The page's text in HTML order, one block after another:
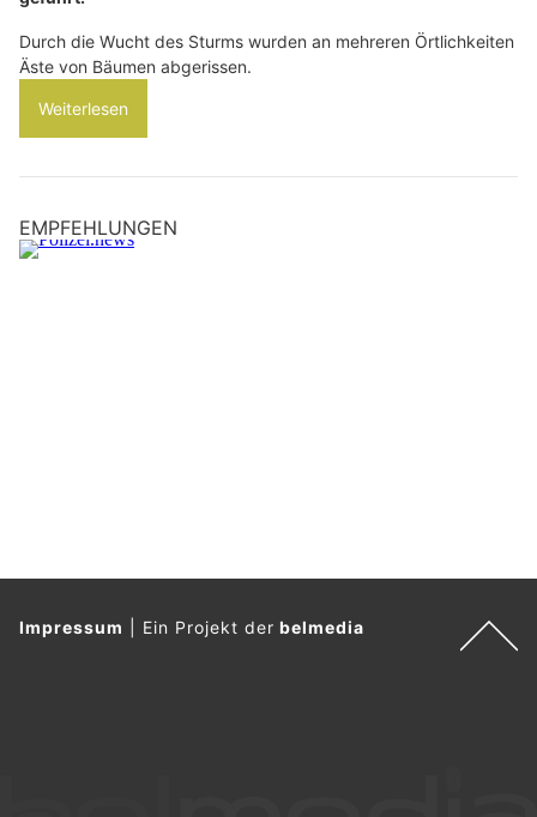
Durch die Wucht des Sturms wurden an mehreren Örtlichkeiten
Äste von Bäumen abgerissen.
Weiterlesen
EMPFEHLUNGEN
Impressum Ein Projekt derbelmedia